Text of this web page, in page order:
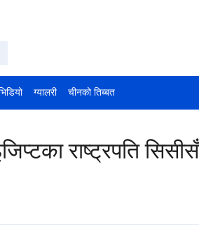
ग्यालरी चीनको तिब्बत
राष्ट्रपति